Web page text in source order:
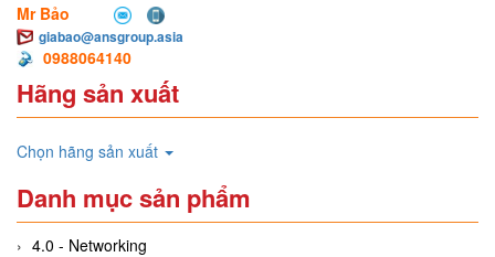
Mr Bảo
giabao@ansgroup.asia
0988064140
Hãng sản xuất
Chọn hãng sản xuất
Danh mục sản phẩm
4.0 - Networking